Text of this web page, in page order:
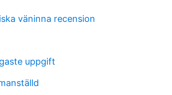
väninna recension
uppgift